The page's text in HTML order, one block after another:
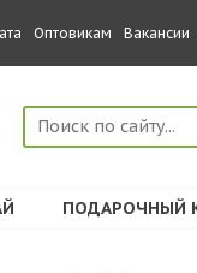
Оптовикам Вакансии
ПОДАРОЧНЫЙ